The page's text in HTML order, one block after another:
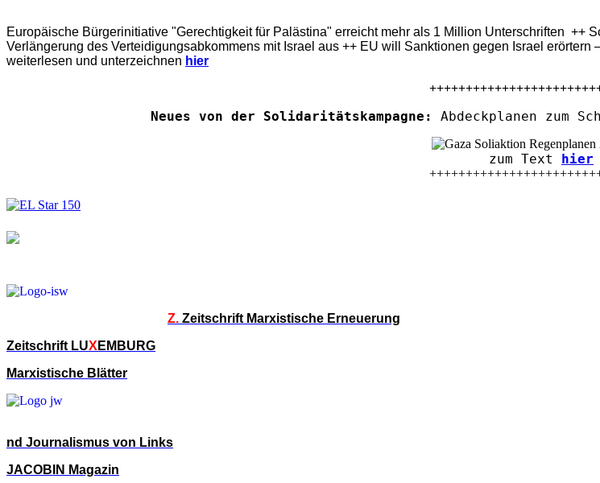
Europäische Bürgerinitiative "Gerechtigkeit für Palästina" erreicht mehr als 1 Million Unterschriften ++
Verlängerung des Verteidigungsabkommens mit Israel aus ++ EU will Sanktionen gegen Israel
weiterlesen und unterzeichnen hier
Neues von der Solidaritätskampagne: Abdeckplanen zum
zum Text hier
Z. Zeitschrift Marxistische Erneuerung
Zeitschrift LUX EMBURG
Marxistische Blätter
nd Journalismus von Links
JACOBIN Magazin